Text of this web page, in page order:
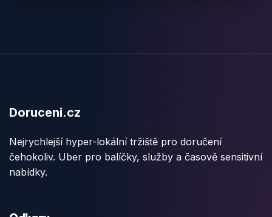
Doruceni.cz
Nejrychlejší hyper-lokální tržiště pro doručení
čehokoliv. Uber pro balíčky, služby a časově sensitivní
nabídky.